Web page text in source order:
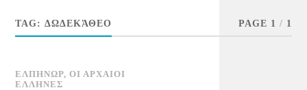
TAG:ΔΩΔΕΚΆΘΕΟ PAGE 1 / 1
ΕΛΠΗΝΩΡ,ΟΙ ΑΡΧΑΙΟΙ
ΕΛΛΗΝΕΣ